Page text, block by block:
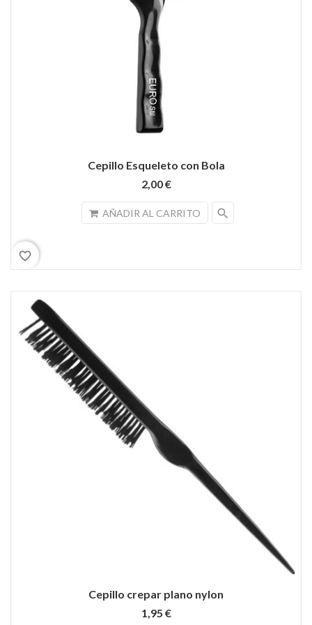
Cepillo Esqueleto con Bola
2,00 €
AÑADIR AL CARRITO search
favorite_border
Cepillo crepar plano nylon
1,95 €